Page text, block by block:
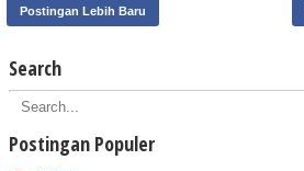
Postingan Lebih Baru
Search
Postingan Populer